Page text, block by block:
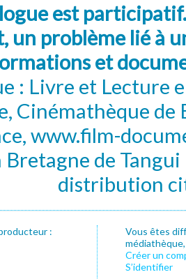
est
un problème lié à
et
: Livre et Lecture
Cinémathèque de
www.film-
Bretagne de
distribution
:
Vous êtes
Créer un
S’identifier